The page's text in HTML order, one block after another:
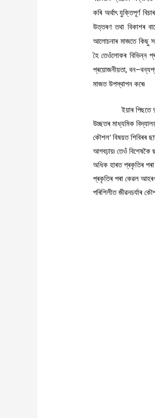
কৰি অৰ্থাৎ যুক্তিপূৰ্ণ বিচাৰ
উত্তৰণ তথা বিকাশৰ
আলোচনাৰ মাজতে কিছু
হৈ তেওঁলোকৰ বিভিন্ন
প্ৰয়োজনীয়তা,বন–
মাজত উপস্থাপন কৰে৷
ইয়াৰ পিছতে
উচ্ছতৰ মাধ্যমিক
কৌশল’বিষয়ত শিবিৰৰ
আগবঢ়ায়৷ তেওঁ বিশেষকৈ
অধিক হাৰত প্ৰকৃতিৰ পৰা
প্ৰকৃতিৰ পৰা কেৱল
পৰিশিলীত জীৱনচৰ্যাৰ